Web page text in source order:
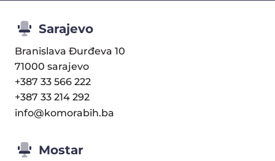
Sarajevo
Branislava Đurđeva 10
71000 sarajevo
+387 33 566 222
+387 33 214 292
info@komorabih.ba
Mostar